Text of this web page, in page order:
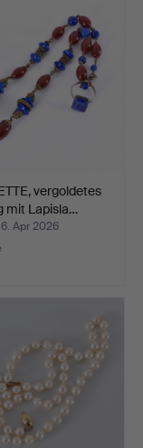
vergoldetes
mit Lapisla…
Apr 2026